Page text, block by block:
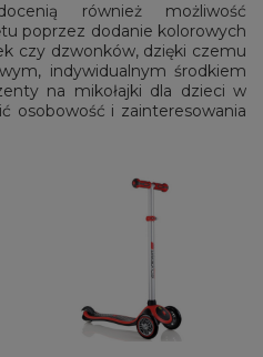
również możliwość
poprzez dodanie kolorowych
czy dzwonków, dzięki czemu
indywidualnym środkiem
na mikołajki dla dzieci w
osobowość i zainteresowania